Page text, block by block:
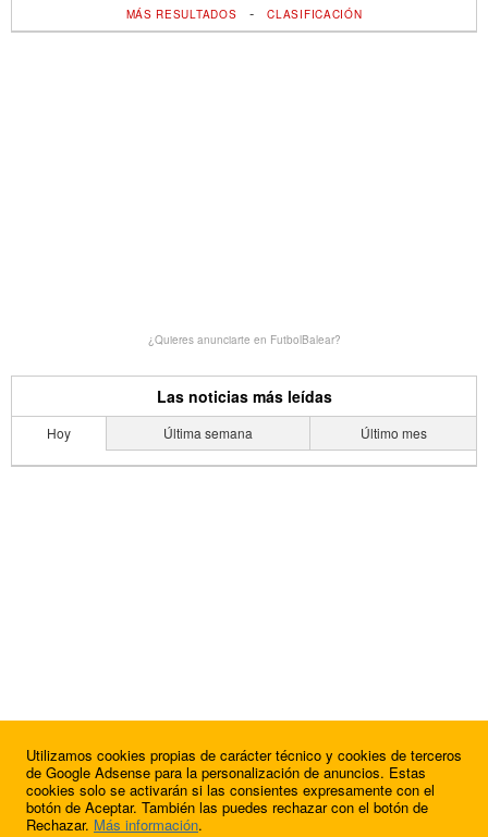
MÁS RESULTADOS -CLASIFICACIÓN
¿Quieres anunciarte en FutbolBalear?
Las noticias más leídas
Hoy Última semana Último mes
Utilizamos cookies propias de carácter técnico y cookies de terceros
de Google Adsense para la personalización de anuncios. Estas
cookies solo se activarán si las consientes expresamente con el
botón de Aceptar. También las puedes rechazar con el botón de
Rechazar. Más información.